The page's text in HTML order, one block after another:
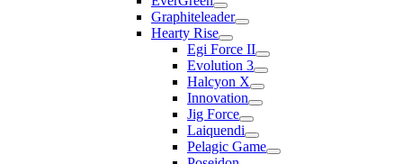
Graphiteleader
Hearty Rise
Egi Force II
Evolution 3
Halcyon X
Innovation
Jig Force
Laiquendi
Pelagic Game